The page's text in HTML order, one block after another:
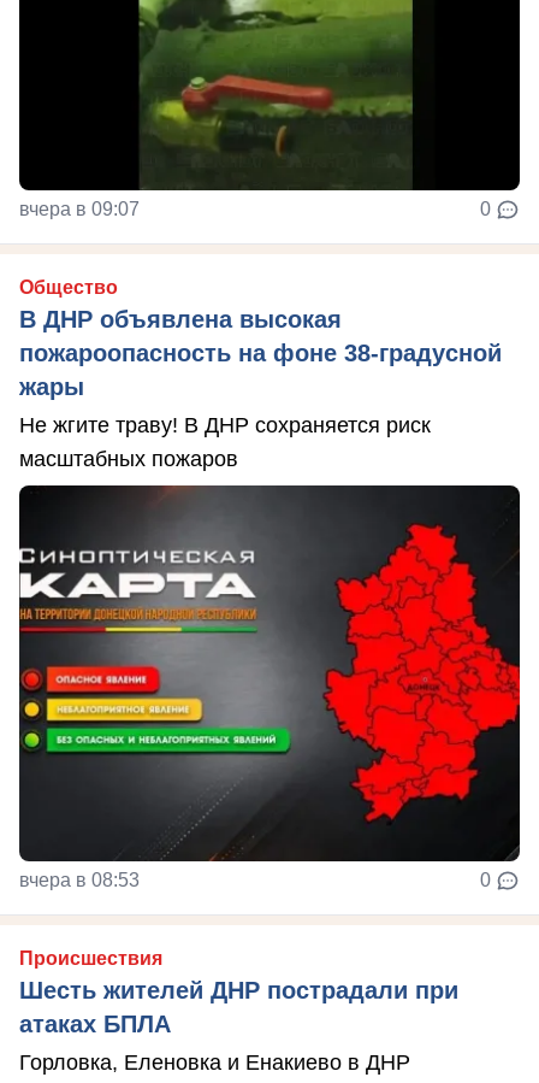
вчера в 09:07 0
Общество
В ДНР объявлена высокая
пожароопасность на фоне 38-градусной
жары
Не жгите траву! В ДНР сохраняется риск
масштабных пожаров
вчера в 08:53 0
Происшествия
Шесть жителей ДНР пострадали при
атаках БПЛА
Горловка, Еленовка и Енакиево в ДНР